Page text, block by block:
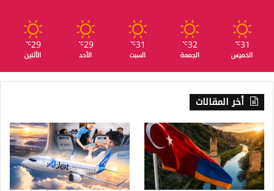
31
℃
الخميس
32
℃
الجمعة
31
℃
السبت
29
℃
الأحد
29
℃
الأثنين
أخر المقالات